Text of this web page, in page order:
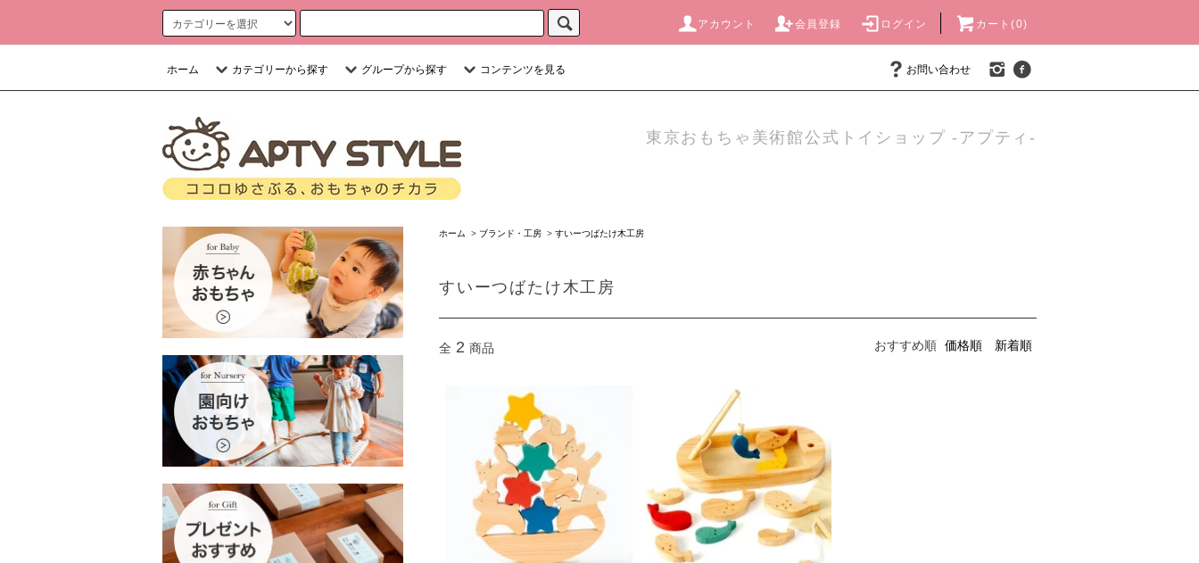
アカウント 会員登録 ログイン カート(0)
ホーム カテゴリーから探す グループから探す コンテンツを見る お問い合わせ
東京おもちゃ美術館公式トイショップ -アプティ-
ホーム > ブランド・工房 > すいーつばたけ木工房
すいーつばたけ木工房
全 2 商品 おすすめ順 価格順 新着順